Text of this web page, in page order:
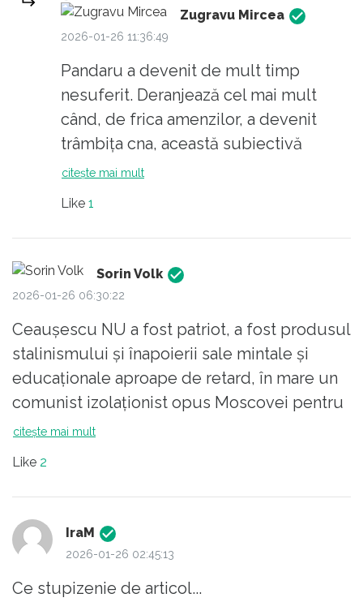
Ceaușescu și aristocrației comuniste!
pret.
Zugravu Mircea
2026-01-26 11:36:49
Pandaru a devenit de mult timp
nesuferit. Deranjează cel mai mult
când, de frica amenzilor, a devenit
trâmbița cna, această subiectivă
instituție inutilă.
citește mai mult
Like 1
Sorin Volk
2026-01-26 06:30:22
Ceaușescu NU a fost patriot, a fost produsul
stalinismului și înapoierii sale mintale și
educaționale aproape de retard, în mare un
comunist izolaționist opus Moscovei pentru
că îi era frică să nu fie dat jos!
Regele Carol a fost patriot, restul nu
citește mai mult
Like 2
IraM
2026-01-26 02:45:13
Ce stupizenie de articol...